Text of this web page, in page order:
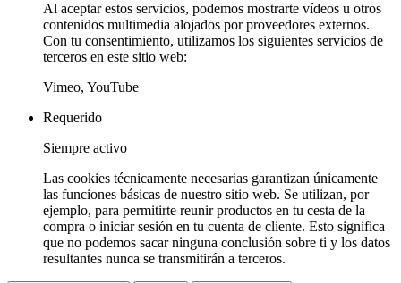
Al aceptar estos servicios, podemos mostrarte vídeos u otros
contenidos multimedia alojados por proveedores externos.
Con tu consentimiento, utilizamos los siguientes servicios de
terceros en este sitio web:
Vimeo, YouTube
Requerido
Siempre activo
Las cookies técnicamente necesarias garantizan únicamente
las funciones básicas de nuestro sitio web. Se utilizan, por
ejemplo, para permitirte reunir productos en tu cesta de la
compra o iniciar sesión en tu cuenta de cliente. Esto significa
que no podemos sacar ninguna conclusión sobre ti y los datos
resultantes nunca se transmitirán a terceros.